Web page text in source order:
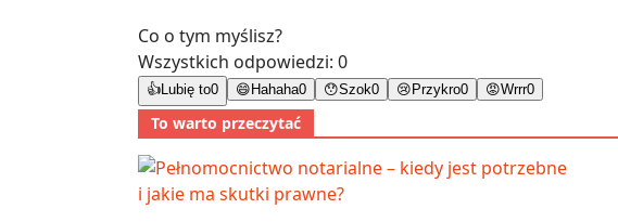
Co o tym myślisz?
Wszystkich odpowiedzi: 0
👍Lubię to0 😄 Hahaha0 😯Szok0 😢 Przykro0 😡Wrrr0
To warto przeczytać